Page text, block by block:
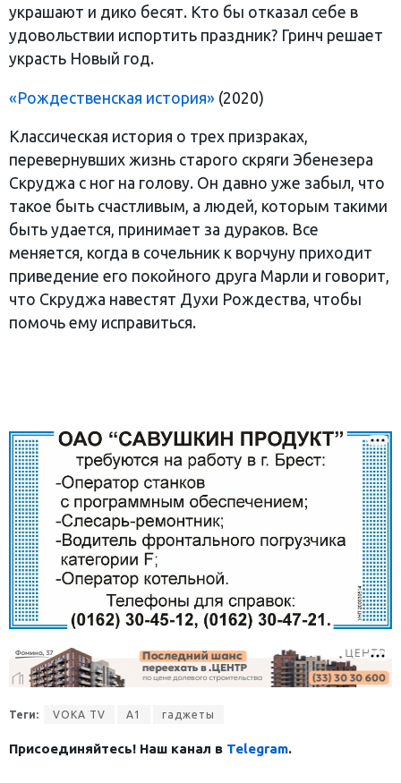
украшают и дико бесят. Кто бы отказал себе в
удовольствии испортить праздник? Гринч решает
украсть Новый год.
«Рождественская история» (2020)
Классическая история о трех призраках,
перевернувших жизнь старого скряги Эбенезера
Скруджа с ног на голову. Он давно уже забыл, что
такое быть счастливым, а людей, которым такими
быть удается, принимает за дураков. Все
меняется, когда в сочельник к ворчуну приходит
приведение его покойного друга Марли и говорит,
что Скруджа навестят Духи Рождества, чтобы
помочь ему исправиться.
Теги: VOKA TV А1 гаджеты
Присоединяйтесь! Наш канал в Telegram.